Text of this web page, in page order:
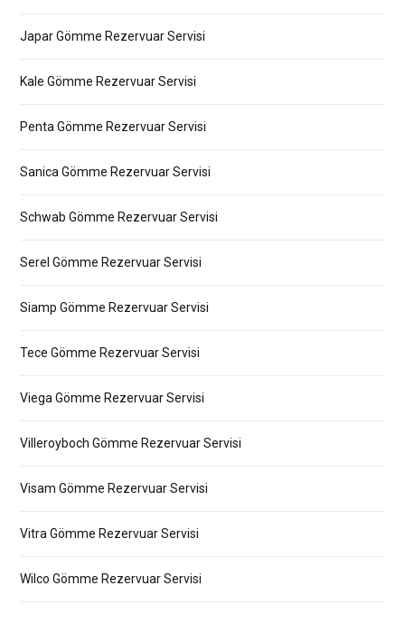
Japar Gömme Rezervuar Servisi
Kale Gömme Rezervuar Servisi
Penta Gömme Rezervuar Servisi
Sanica Gömme Rezervuar Servisi
Schwab Gömme Rezervuar Servisi
Serel Gömme Rezervuar Servisi
Siamp Gömme Rezervuar Servisi
Tece Gömme Rezervuar Servisi
Viega Gömme Rezervuar Servisi
Villeroyboch Gömme Rezervuar Servisi
Visam Gömme Rezervuar Servisi
Vitra Gömme Rezervuar Servisi
Wilco Gömme Rezervuar Servisi